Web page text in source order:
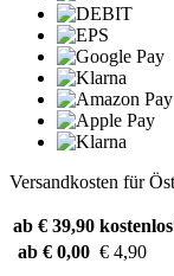
Versandkosten für
ab € 39,90
ab € 0,00 € 4,90